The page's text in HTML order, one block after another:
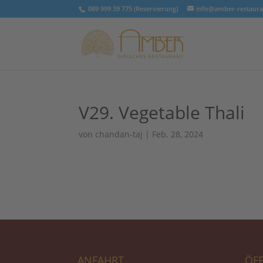
089 999 39 775 (Reservierung) info@amber-
V29. Vegetable Thali
von chandan-taj | Feb. 28, 2024
ANFAHRT